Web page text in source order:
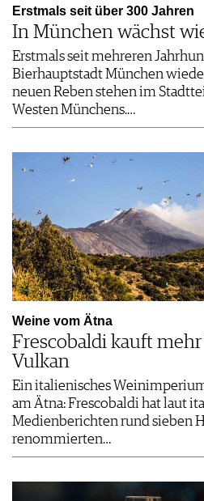
Erstmals seit über 300 Jahren
In München wächst
Erstmals seit mehreren
Bierhauptstadt München
neuen Reben stehen im
Westen Münchens.…
Weine vom Ätna
Frescobaldi kauft
Vulkan
Ein italienisches
am Ätna: Frescobaldi hat laut
Medienberichten rund sieben
renommierten…